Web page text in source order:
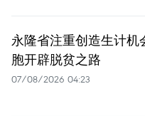
永隆省注重创造生计机
胞开辟脱贫之路
07/08/2026 04:23